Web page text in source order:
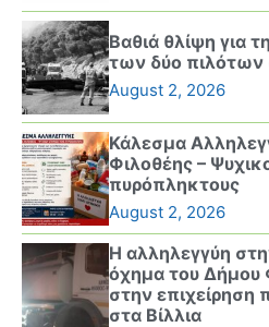
Βαθιά θλίψη για
των δύο
August 2, 2026
Κάλεσμα
Φιλοθέης –
πυρόπληκτους
August 2, 2026
Η αλληλεγγύη
όχημα του Δήμου
στην επιχείρηση
στα Βίλλια